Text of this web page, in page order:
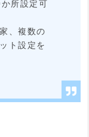
所設定可
、複数の
ト設定を